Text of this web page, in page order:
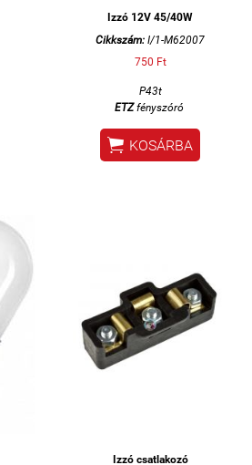
Izzó 12V 45/40W
Cikkszám: I/1-M62007
750 Ft
P43t
ETZfényszóró
 KOSÁRBA
Izzó csatlakozó